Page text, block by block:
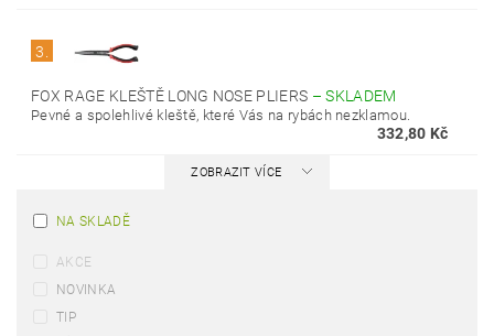
3.
FOX RAGE KLEŠTĚ LONG NOSE PLIERS –SKLADEM
Pevné a spolehlivé kleště, které Vás na rybách nezklamou.
332,80 Kč
ZOBRAZIT VÍCE
NA SKLADĚ
AKCE
NOVINKA
TIP